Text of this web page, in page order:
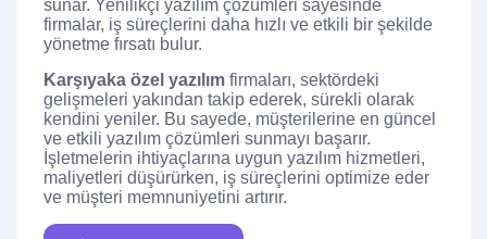
sunar. Yenilikçi yazılım çözümleri sayesinde
firmalar, iş süreçlerini daha hızlı ve etkili bir şekilde
yönetme fırsatı bulur.
Karşıyaka özel yazılım firmaları, sektördeki
gelişmeleri yakından takip ederek, sürekli olarak
kendini yeniler. Bu sayede, müşterilerine en güncel
ve etkili yazılım çözümleri sunmayı başarır.
İşletmelerin ihtiyaçlarına uygun yazılım hizmetleri,
maliyetleri düşürürken, iş süreçlerini optimize eder
ve müşteri memnuniyetini artırır.